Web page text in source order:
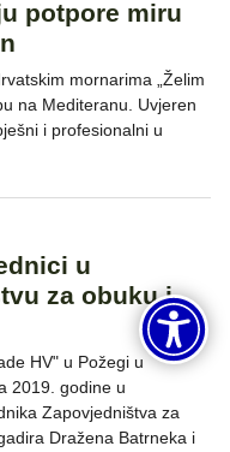
potpore miru
mornarima „Želim
na Mediteranu. Uvjeren
i profesionalni u
u
za obuku i
HV" u Požegi u
2019. godine u
Zapovjedništva za
Dražena Batrneka i